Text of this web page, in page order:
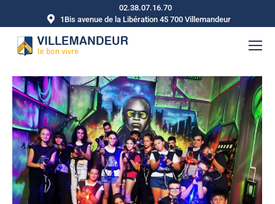
02.38.07.16.70
1Bis avenue de la Libération 45 700 Villemandeur